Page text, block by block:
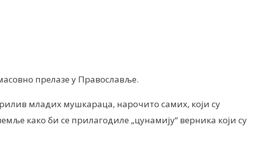
прелазе у Православље.
младих мушкараца, нарочито самих, који су
како би се прилагодиле „цунамију“ верника који су